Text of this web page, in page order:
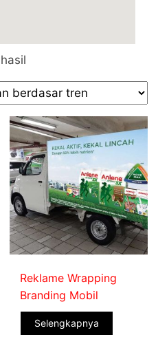
popularitas
Reklame Wrapping
Branding Mobil
Selengkapnya